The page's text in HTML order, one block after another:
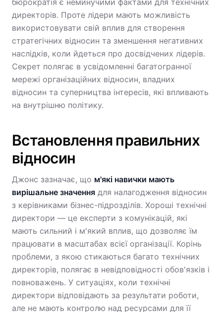
бюрократія є неминучими фактами для технічних
директорів. Проте лідери мають можливість
використовувати свій вплив для створення
стратегічних відносин та зменшення негативних
наслідків, коли йдеться про досвідчених лідерів.
Секрет полягає в усвідомленні багатогранної
мережі організаційних відносин, владних
відносин та суперництва інтересів, які впливають
на внутрішню політику.
Встановлення правильних
відносин
Джонс зазначає, що м'які навички мають
вирішальне значення для налагодження відносин
з керівниками бізнес-підрозділів. Хороші технічні
директори — це експерти з комунікацій, які
мають сильний і м'який вплив, що дозволяє їм
працювати в масштабах всієї організації. Корінь
проблеми, з якою стикаються багато технічних
директорів, полягає в невідповідності обов'язків і
повноважень. У ситуаціях, коли технічні
директори відповідають за результати роботи,
але не мають контролю над ресурсами для її